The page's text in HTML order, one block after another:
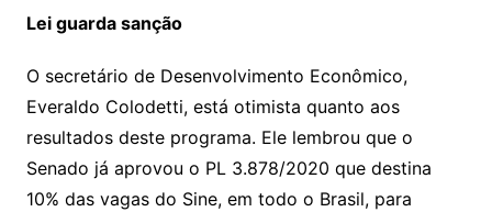
Lei guarda sanção
O secretário de Desenvolvimento Econômico,
Everaldo Colodetti, está otimista quanto aos
resultados deste programa. Ele lembrou que o
Senado já aprovou o PL 3.878/2020 que destina
10% das vagas do Sine, em todo o Brasil, para